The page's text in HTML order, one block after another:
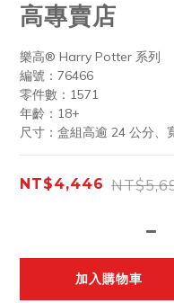
高專賣店
樂高® Harry Potter 系列
編號：76466
零件數：1571
年齡：18+
尺寸：盒組高逾 24 公分、
NT$4,446
加入購物車